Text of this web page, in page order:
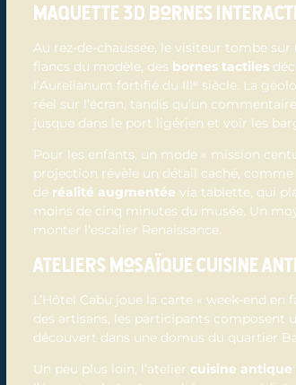
Maquette 3D bornes
Au rez-de-chaussée, le visiteur tombe sur
flancs du modèle, des bornes tactiles
l’Aurelianum fortifié du IIIᵉ siècle. La
réel sur l’écran, tandis qu’un
jusque dans le port ligérien et voir les
Pour les enfants, un mode « mission
projection révèle un détail caché,
de réalité augmentée via tablette, qui
moins de cinq minutes du musée. Un
monter l’escalier Renaissance.
Ateliers mosaïque cuisine
L’Hôtel Cabu joue la carte « week-end
des artisans, les participants composent
découvert dans une domus du quartier
Un peu plus loin, l’atelier cuisine antique